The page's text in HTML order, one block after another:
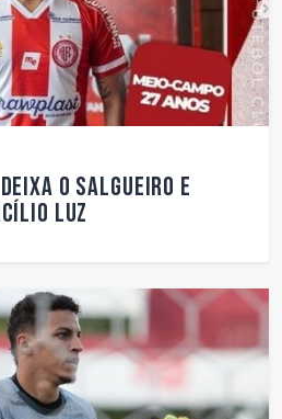
o Salgueiro e
Luz